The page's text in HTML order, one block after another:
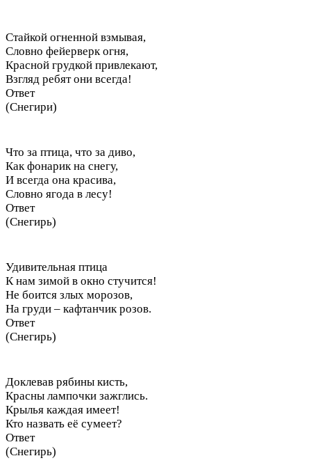
Стайкой огненной взмывая,
Словно фейерверк огня,
Красной грудкой привлекают,
Взгляд ребят они всегда!
Ответ
(Снегири)
Что за птица, что за диво,
Как фонарик на снегу,
И всегда она красива,
Словно ягода в лесу!
Ответ
(Снегирь)
Удивительная птица
К нам зимой в окно стучится!
Не боится злых морозов,
На груди – кафтанчик розов.
Ответ
(Снегирь)
Доклевав рябины кисть,
Красны лампочки зажглись.
Крылья каждая имеет!
Кто назвать её сумеет?
Ответ
(Снегирь)